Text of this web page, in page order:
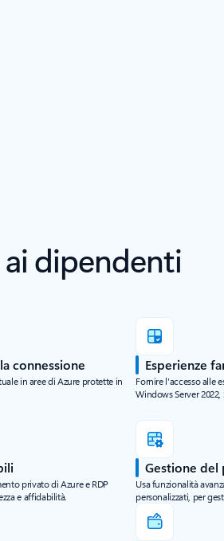
dipendenti
connessione
in aree di Azure protette in
Esperienze
Fornire l'accesso alle
Windows Server 2022,
privato di Azure e RDP
e affidabilità.
Gestione
Usa funzionalità
personalizzati, per